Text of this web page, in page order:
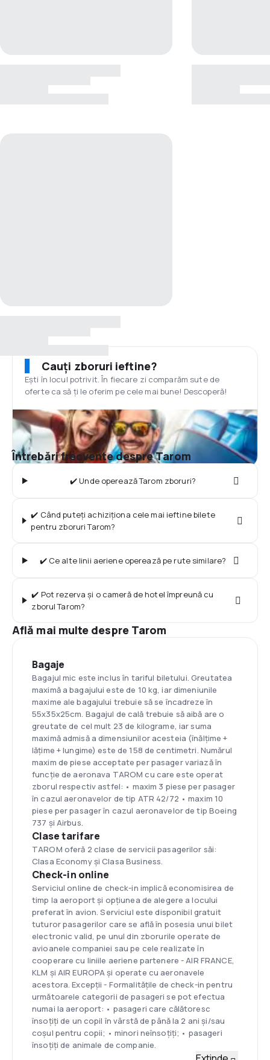
Cauți zboruri ieftine?
Ești în locul potrivit. În fiecare zi comparăm sute de
oferte ca să ți le oferim pe cele mai bune! Descoperă!
Întrebări frecvente despre Tarom
✔️ Unde operează Tarom zboruri?
✔️ Când puteți achiziționa cele mai ieftine bilete
pentru zboruri Tarom?
✔️ Ce alte linii aeriene operează pe rute similare?
✔️ Pot rezerva și o cameră de hotel împreună cu
zborul Tarom?
Află mai multe despre Tarom
Bagaje
Bagajul mic este inclus în tariful biletului. Greutatea
maximă a bagajului este de 10 kg, iar dimeniunile
maxime ale bagajului trebuie să se încadreze în
55x35x25cm. Bagajul de cală trebuie să aibă are o
greutate de cel mult 23 de kilograme, iar suma
maximă admisă a dimensiunilor acesteia (înălţime +
lăţime + lungime) este de 158 de centimetri. Numărul
maxim de piese acceptate per pasager variază în
funcţie de aeronava TAROM cu care este operat
zborul respectiv astfel: • maxim 3 piese per pasager
în cazul aeronavelor de tip ATR 42/72 • maxim 10
piese per pasager în cazul aeronavelor de tip Boeing
737 şi Airbus.
Clase tarifare
TAROM oferă 2 clase de servicii pasagerilor săi:
Clasa Economy și Clasa Business.
Check-in online
Serviciul online de check-in implică economisirea de
timp la aeroport și opțiunea de alegere a locului
preferat în avion. Serviciul este disponibil gratuit
tuturor pasagerilor care se află în posesia unui bilet
electronic valid, pe unul din zborurile operate de
avioanele companiei sau pe cele realizate în
cooperare cu liniile aeriene partenere - AIR FRANCE,
KLM şi AIR EUROPA şi operate cu aeronavele
acestora. Excepţii - Formalităţile de check-in pentru
următoarele categorii de pasageri se pot efectua
numai la aeroport: • pasageri care călătoresc
însoţiţi de un copil în vârstă de până la 2 ani şi/sau
coşul pentru copii; • minori neînsoţiţi; • pasageri
însoţiţi de animale de companie.